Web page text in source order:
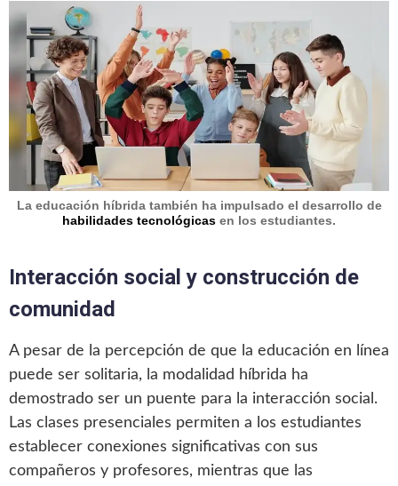
La educación híbrida también ha impulsado el desarrollo de
habilidades tecnológicas en los estudiantes.
Interacción social y construcción de
comunidad
A pesar de la percepción de que la educación en línea
puede ser solitaria, la modalidad híbrida ha
demostrado ser un puente para la interacción social.
Las clases presenciales permiten a los estudiantes
establecer conexiones significativas con sus
compañeros y profesores, mientras que las